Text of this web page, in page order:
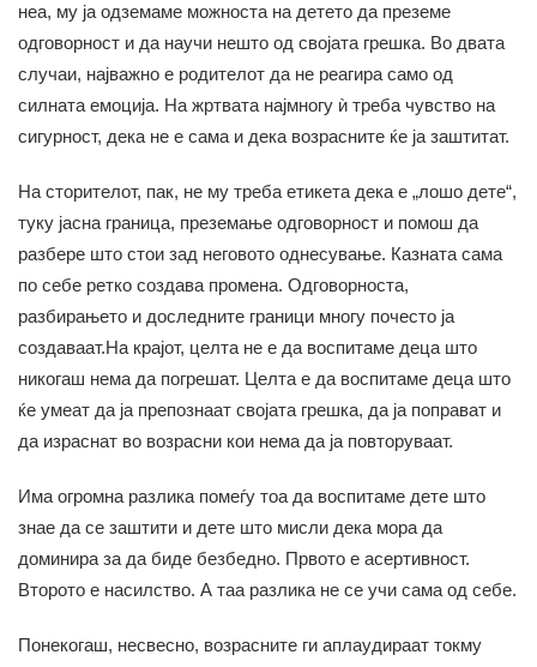
неа, му ја одземаме можноста на детето да преземе
одговорност и да научи нешто од својата грешка. Во двата
случаи, најважно е родителот да не реагира само од
силната емоција. На жртвата најмногу ѝ треба чувство на
сигурност, дека не е сама и дека возрасните ќе ја заштитат.
На сторителот, пак, не му треба етикета дека е „лошо дете“,
туку јасна граница, преземање одговорност и помош да
разбере што стои зад неговото однесување. Казната сама
по себе ретко создава промена. Одговорноста,
разбирањето и доследните граници многу почесто ја
создаваат.На крајот, целта не е да воспитаме деца што
никогаш нема да погрешат. Целта е да воспитаме деца што
ќе умеат да ја препознаат својата грешка, да ја поправат и
да израснат во возрасни кои нема да ја повторуваат.
Има огромна разлика помеѓу тоа да воспитаме дете што
знае да се заштити и дете што мисли дека мора да
доминира за да биде безбедно. Првото е асертивност.
Второто е насилство. А таа разлика не се учи сама од себе.
Понекогаш, несвесно, возрасните ги аплаудираат токму